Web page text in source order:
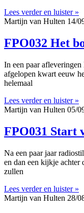
Lees verder en luister »
Martijn van Hulten 14/
FPO032 Het
In een paar
afgelopen kwart eeuw
helemaal
Lees verder en luister »
Martijn van Hulten 05/
FPO031 Start
Na een paar jaar
en dan een kijkje achter
zullen
Lees verder en luister »
Martijn van Hulten 28/